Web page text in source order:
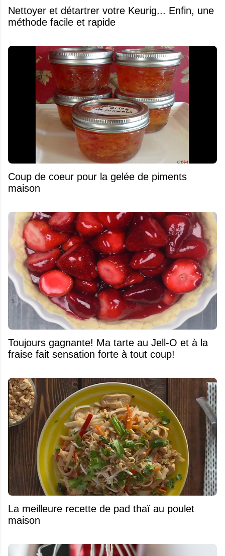
Nettoyer et détartrer votre Keurig... Enfin, une
méthode facile et rapide
Coup de coeur pour la gelée de piments
maison
Toujours gagnante! Ma tarte au Jell-O et à la
fraise fait sensation forte à tout coup!
La meilleure recette de pad thaï au poulet
maison